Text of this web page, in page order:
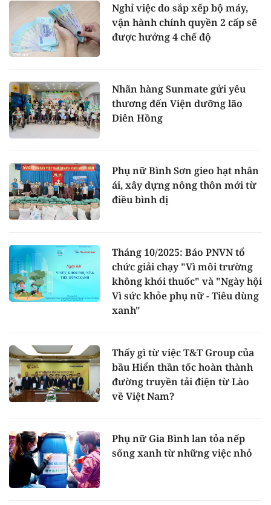
Nghỉ việc do sắp xếp bộ máy,
vận hành chính quyền 2 cấp sẽ
được hưởng 4 chế độ
Nhãn hàng Sunmate gửi yêu
thương đến Viện dưỡng lão
Diên Hồng
Phụ nữ Bình Sơn gieo hạt nhân
ái, xây dựng nông thôn mới từ
điều bình dị
Tháng 10/2025: Báo PNVN tổ
chức giải chạy "Vì môi trường
không khói thuốc" và "Ngày hội
Vì sức khỏe phụ nữ - Tiêu dùng
xanh"
Thấy gì từ việc T&T Group của
bầu Hiển thần tốc hoàn thành
đường truyền tải điện từ Lào
về Việt Nam?
Phụ nữ Gia Bình lan tỏa nếp
sống xanh từ những việc nhỏ